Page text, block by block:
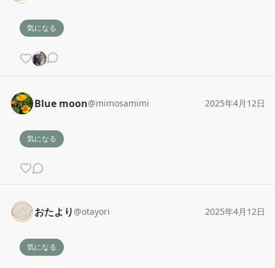
気になる
Blue moon@mimosamimi 2025年4月12日
気になる
おたより @otayori 2025年4月12日
気になる